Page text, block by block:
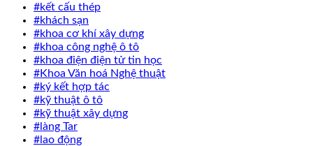
#kết cấu thép
#khách sạn
#khoa cơ khí xây dựng
#khoa công nghệ ô tô
#khoa điện điện tử tin học
#Khoa Văn hoá Nghệ thuật
#ký kết hợp tác
#kỹ thuật ô tô
#kỹ thuật xây dựng
#làng Tar
#lao động